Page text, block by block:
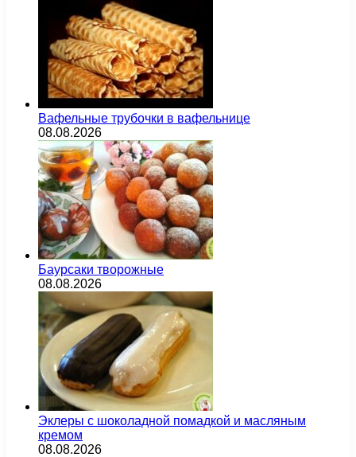
Вафельные трубочки в вафельнице
08.08.2026
Баурсаки творожные
08.08.2026
Эклеры с шоколадной помадкой и масляным
кремом
08.08.2026